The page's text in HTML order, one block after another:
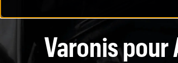
Varonis pour